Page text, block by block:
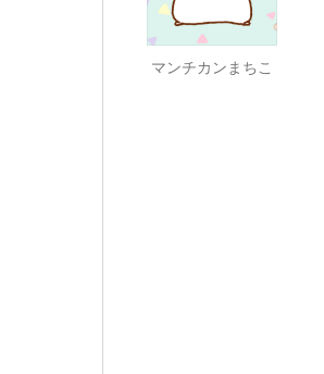
マンチカンまちこ